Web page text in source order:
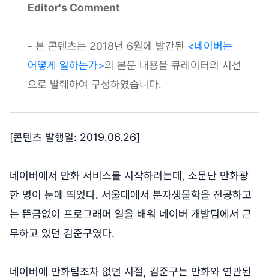
Editor's Comment
- 본 콘텐츠는 2018년 6월에 발간된 <네이버는
어떻게 일하는가>의 본문 내용을 큐레이터의 시선
으로 발췌하여 구성하였습니다.
[콘텐츠 발행일: 2019.06.26]
네이버에서 만화 서비스를 시작하려는데, 소문난 만화광
한 명이 눈에 띄었다. 서울대에서 분자생물학을 전공하고
는 뜬금없이 프로그래머 일을 배워 네이버 개발팀에서 근
무하고 있던 김준구였다.
네이버에 만화팀조차 없던 시절, 김준구는 만화와 연관된